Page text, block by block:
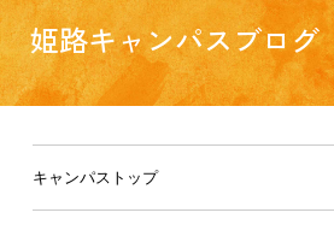
姫路キャンパスブログ
キャンパストップ